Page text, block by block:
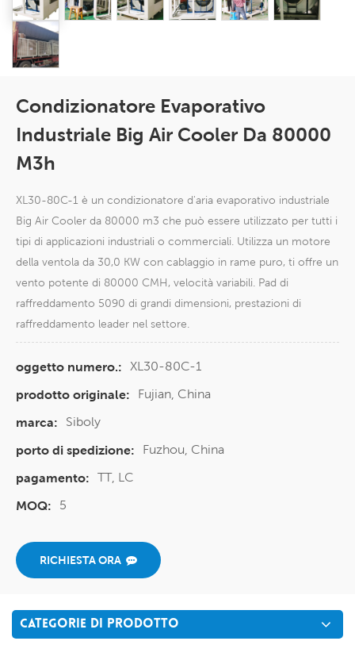
Condizionatore Evaporativo
Industriale Big Air Cooler Da 80000
M3h
XL30-80C-1 è un condizionatore d'aria evaporativo industriale
Big Air Cooler da 80000 m3 che può essere utilizzato per tutti i
tipi di applicazioni industriali o commerciali. Utilizza un motore
della ventola da 30,0 KW con cablaggio in rame puro, ti offre un
vento potente di 80000 CMH, velocità variabili. Pad di
raffreddamento 5090 di grandi dimensioni, prestazioni di
raffreddamento leader nel settore.
oggetto numero.: XL30-80C-1
prodotto originale:
Fujian, China
marca:
Siboly
porto di spedizione:
Fuzhou, China
pagamento: TT, LC
MOQ:
5
RICHIESTA ORA
CATEGORIE DI PRODOTTO